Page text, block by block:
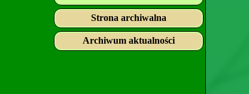
Strona archiwalna
Archiwum aktualności